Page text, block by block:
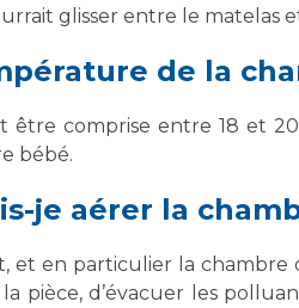
glisser entre le matelas
de la
comprise entre 18 et
bébé.
je aérer la
et en particulier la
pièce, d’évacuer les